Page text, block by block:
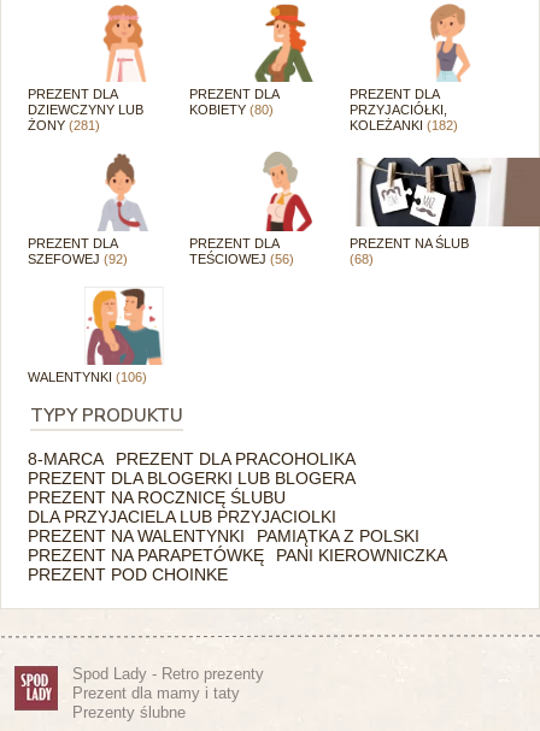
PREZENT DLA
DZIEWCZYNY LUB
ŻONY (281)
PREZENT DLA
KOBIETY (80)
PREZENT DLA
PRZYJACIÓŁKI,
KOLEŻANKI(182)
PREZENT DLA
SZEFOWEJ (92)
PREZENT DLA
TEŚCIOWEJ (56)
PREZENT NA ŚLUB
(68)
WALENTYNKI (106)
TYPY PRODUKTU
8-MARCA
PREZENT DLA PRACOHOLIKA
PREZENT DLA BLOGERKI LUB BLOGERA
PREZENT NA ROCZNICĘ ŚLUBU
DLA PRZYJACIELA LUB PRZYJACIOLKI
PREZENT NA WALENTYNKI
PAMIĄTKA Z POLSKI
PREZENT NA PARAPETÓWKĘ
PANI KIEROWNICZKA
PREZENT POD CHOINKE
Spod Lady - Retro prezenty
Prezent dla mamy i taty
Prezenty ślubne